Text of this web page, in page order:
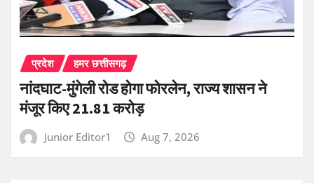
प्रदेश हमर छत्तीसगढ़
नांदघाट-मुंगेली रोड होगा फोरलेन, राज्य शासन ने
मंजूर किए 21.81 करोड़
Junior Editor1 Aug 7, 2026